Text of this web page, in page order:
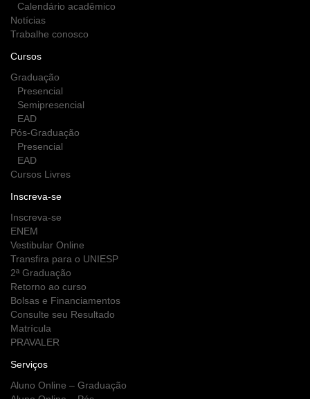
Calendário acadêmico
Notícias
Trabalhe conosco
Cursos
Graduação
Presencial
Semipresencial
EAD
Pós-Graduação
Presencial
EAD
Cursos Livres
Inscreva-se
Inscreva-se
ENEM
Vestibular Online
Transfira para o UNIESP
2ª Graduação
Retorno ao curso
Bolsas e Financiamentos
Consulte seu Resultado
Matrícula
PRAVALER
Serviços
Aluno Online – Graduação